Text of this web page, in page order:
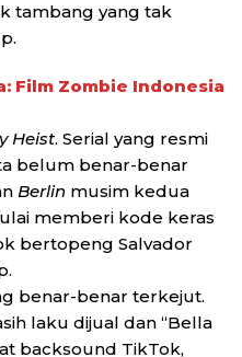
tambang yang tak
Film Zombie Indonesia
Heist. Serial yang resmi
belum benar-benar
Berlin musim kedua
memberi kode keras
bertopeng Salvador
benar-benar terkejut.
laku dijual dan “Bella
backsound TikTok,